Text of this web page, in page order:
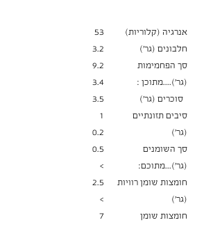
אנרגיה (קלוריות)
חלבונים (גר׳)
סך הפחמימות
(גר')....מתוכן :
סוכרים (גר׳)
סיבים תזונתיים
(גר׳)
סך השומנים
(גר')...מתוכם:
חומצות שומן רוויות
(גר')
חומצות שומן
53
3.2
9.2
3.4
3.5
1
0.2
0.5
>
2.5
>
7